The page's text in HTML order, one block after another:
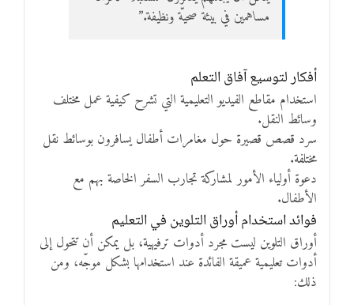
مساهمين في بيئة صحيّة ونظيفة.”
أفكار لتوسيع آفاق التعلم
استخدام مقاطع الفيديو التعليمية التي تشرح كيفية عمل مختلف
وسائط النقل.
سرد قصص قصيرة حول مغامرات أطفال يسافرون بوسائط نقل
مختلفة.
دعوة أولياء الأمور لمشاركة تجارب السفر الخاصة بهم مع
الأطفال.
فوائد استخدام أوراق التلوين في التعليم
أوراق التلوين ليست مجرد أدوات ترفيهية، بل يمكن أن تتحول إلى
أدوات تعليمية عميقة الفائدة عند استخدامها بشكل موجّه، ومن
ذلك: